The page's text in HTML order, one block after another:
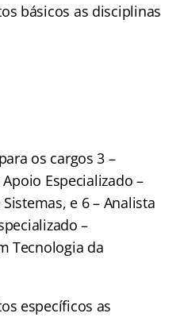
básicos as disciplinas
os cargos 3 –
Especializado –
e 6 – Analista
–
Tecnologia da
específicos as